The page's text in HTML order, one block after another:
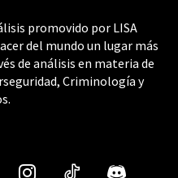
promovido por LISA
del mundo un lugar más
de análisis en materia de
Criminología y